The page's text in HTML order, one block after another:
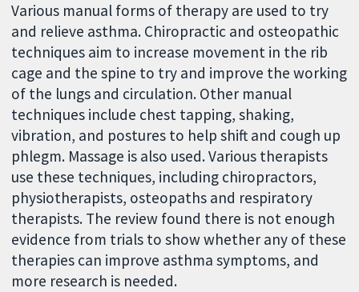
Various manual forms of therapy are used to try
and relieve asthma. Chiropractic and osteopathic
techniques aim to increase movement in the rib
cage and the spine to try and improve the working
of the lungs and circulation. Other manual
techniques include chest tapping, shaking,
vibration, and postures to help shift and cough up
phlegm. Massage is also used. Various therapists
use these techniques, including chiropractors,
physiotherapists, osteopaths and respiratory
therapists. The review found there is not enough
evidence from trials to show whether any of these
therapies can improve asthma symptoms, and
more research is needed.